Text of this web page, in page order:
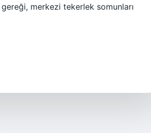
gereği, merkezi tekerlek somunları